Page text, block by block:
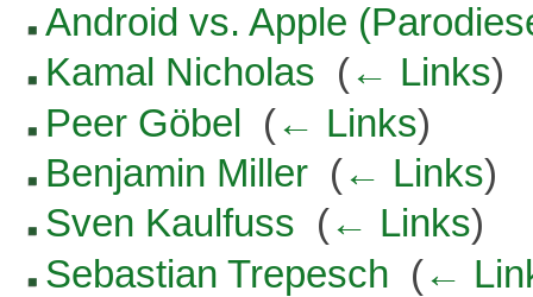
Android vs. Apple
Kamal Nicholas (← Links)
Peer Göbel
(← Links)
Benjamin Miller (← Links)
Sven Kaulfuss (← Links)
Sebastian Trepesch (←